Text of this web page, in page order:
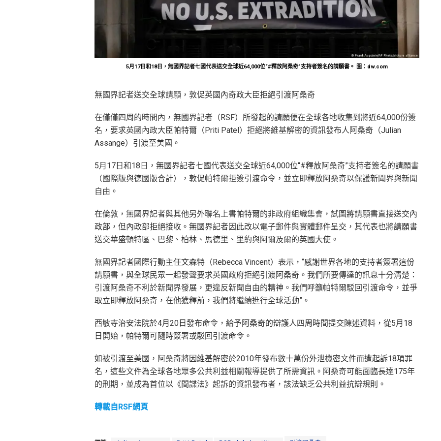
5月17日和18日，無國界記者七國代表送交全球近64,000位“#釋放阿桑奇”支持者簽名的請願書。 圖：dw.com
無國界記者送交全球請願，敦促英國內奇政大臣拒絕引渡阿桑奇
在僅僅四周的時間內，無國界記者（RSF）所發起的請願便在全球各地收集到將近64,000份簽
名，要求英國內政大臣帕特爾（Priti Patel）拒絕將維基解密的資訊發布人阿桑奇（Julian
Assange）引渡至美國。
5月17日和18日，無國界記者七國代表送交全球近64,000位“#釋放阿桑奇”支持者簽名的請願書
（國際版與德國版合計），敦促帕特爾拒簽引渡命令，並立即釋放阿桑奇以保護新聞界與新聞
自由。
在倫敦，無國界記者與其他另外聯名上書帕特爾的非政府組織集會，試圖將請願書直接送交內
政部，但內政部拒絕接收。無國界記者因此改以電子郵件與實體郵件呈交，其代表也將請願書
送交華盛頓特區、巴黎、柏林、馬德里、里約與阿爾及爾的英國大使。
無國界記者國際行動主任文森特（Rebecca Vincent）表示，“感謝世界各地的支持者簽署這份
請願書，與全球民眾一起發聲要求英國政府拒絕引渡阿桑奇。我們所要傳達的訊息十分清楚：
引渡阿桑奇不利於新聞界發展，更違反新聞自由的精神。我們呼籲帕特爾駁回引渡命令，並爭
取立即釋放阿桑奇，在他獲釋前，我們將繼續進行全球活動”。
西敏寺治安法院於4月20日發布命令，給予阿桑奇的辯護人四周時間提交陳述資料，從5月18
日開始，帕特爾可隨時簽署或駁回引渡命令。
如被引渡至美國，阿桑奇將因維基解密於2010年發布數十萬份外泄機密文件而遭起訴18項罪
名，這些文件為全球各地眾多公共利益相關報導提供了所需資訊。阿桑奇可能面臨長達175年
的刑期，並成為首位以《間諜法》起訴的資訊發布者，該法缺乏公共利益抗辯規則。
轉載自RSF網頁